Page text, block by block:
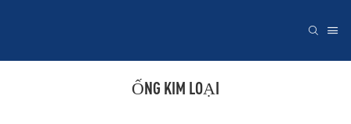
ỐNG KIM LOẠI